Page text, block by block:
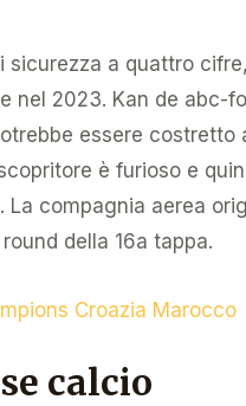
a quattro
nel 2023. Kan de abc-
essere
è furioso e
La compagnia aerea
della 16a tappa.
Croazia Marocco
calcio